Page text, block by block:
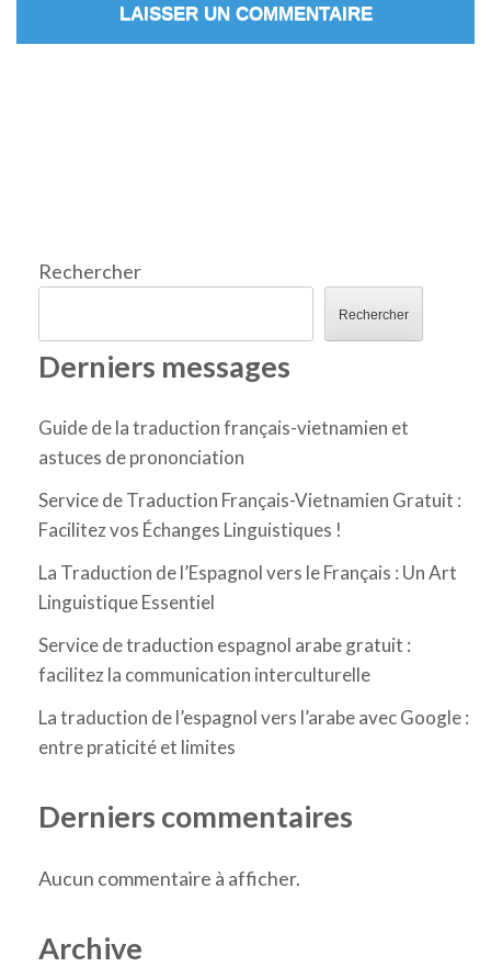
Rechercher
Rechercher
Derniers messages
Guide de la traduction français-vietnamien et
astuces de prononciation
Service de Traduction Français-Vietnamien Gratuit :
Facilitez vos Échanges Linguistiques !
La Traduction de l’Espagnol vers le Français : Un Art
Linguistique Essentiel
Service de traduction espagnol arabe gratuit :
facilitez la communication interculturelle
La traduction de l’espagnol vers l’arabe avec Google :
entre praticité et limites
Derniers commentaires
Aucun commentaire à afficher.
Archive